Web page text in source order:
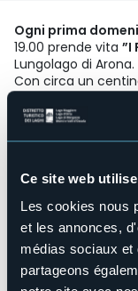
Ce site web
Les cookies nous
et les annonces,
médias sociaux et
partageons
Ogni prima
19.00 prende vita ”I
Lungolago di Arona.
Con circa un
magnifica, il
più apprezzati e
Lieu de
Téléphone
+39 0322 243601